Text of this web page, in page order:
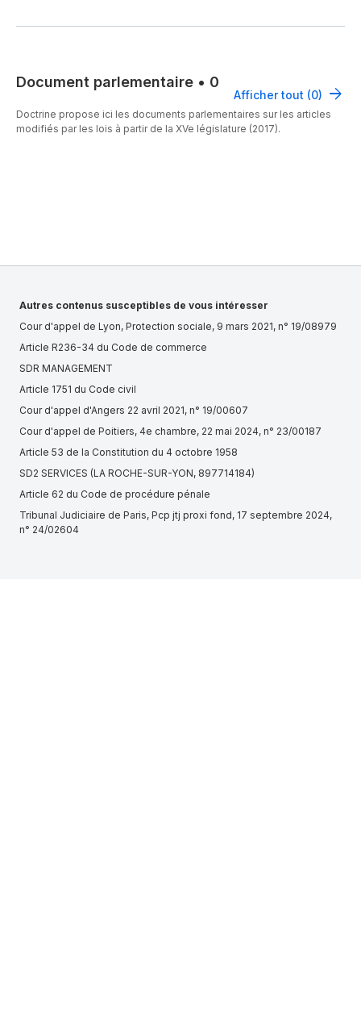
Document parlementaire • 0
Afficher tout (0)
Doctrine propose ici les documents parlementaires sur les articles
modifiés par les lois à partir de la XVe législature (2017).
Autres contenus susceptibles de vous intéresser
Cour d'appel de Lyon, Protection sociale, 9 mars 2021, n° 19/08979
Article R236-34 du Code de commerce
SDR MANAGEMENT
Article 1751 du Code civil
Cour d'appel d'Angers 22 avril 2021, n° 19/00607
Cour d'appel de Poitiers, 4e chambre, 22 mai 2024, n° 23/00187
Article 53 de la Constitution du 4 octobre 1958
SD2 SERVICES (LA ROCHE-SUR-YON, 897714184)
Article 62 du Code de procédure pénale
Tribunal Judiciaire de Paris, Pcp jtj proxi fond, 17 septembre 2024,
n° 24/02604